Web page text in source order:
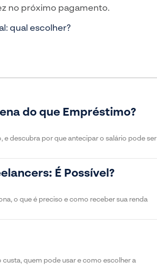
no próximo pagamento.
qual escolher?
do que Empréstimo?
descubra por que antecipar o salário pode ser
É Possível?
o que é preciso e como receber sua renda
quem pode usar e como escolher a